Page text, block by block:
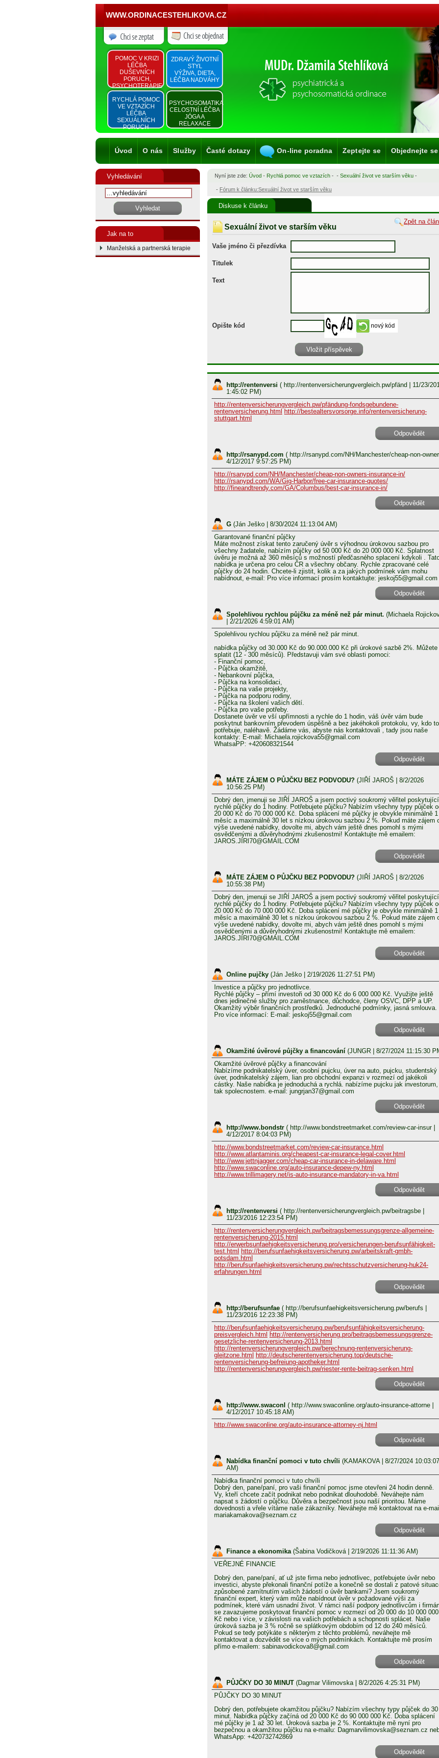
WWW.ORDINACESTEHLIKOVA.CZ
POMOC V KRIZI
LÉČBA
DUŠEVNÍCH
PORUCH,
PSYCHOTERAPIE
ZDRAVÝ ŽIVOTNÍ
STYL
VÝŽIVA, DIETA,
LÉČBA NADVÁHY
RYCHLÁ POMOC
VE VZTAZÍCH
LÉČBA
SEXUÁLNÍCH
PORUCH
PSYCHOSOMATIKA
CELOSTNÍ LÉČBA
JÓGA A
RELAXACE
Úvod O nás Služby Časté dotazy On-line poradna Zeptejte se Objednejte se
Vyhledávání
Jak na to
Manželská a partnerská terapie
Nyní jste zde: Úvod - Rychlá pomoc ve vztazích - - Sexuální život ve starším věku -
- Fórum k článku:Sexuální život ve starším věku
Diskuse k článku
Zpět na
Sexuální život ve starším věku
Vaše jméno či přezdívka
Titulek
Text
Opište kód
http://rentenversi ( http://rentenversicherungvergleich.pw/pfänd | 11/23/
1:45:02 PM)
http://rentenversicherungvergleich.pw/pfändung-fondsgebundene-
rentenversicherung.html
http://bestealtersvorsorge.info/rentenversicherung-
stuttgart.html
Odpovědět
http://rsanypd.com ( http://rsanypd.com/NH/Manchester/cheap-non-owner
4/12/2017 9:57:25 PM)
http://rsanypd.com/NH/Manchester/cheap-non-owners-insurance-in/
http://rsanypd.com/WA/Gig-Harbor/free-car-insurance-quotes/
http://fineandtrendy.com/GA/Columbus/best-car-insurance-in/
Odpovědět
G (Ján Ješko
| 8/30/2024 11:13:04 AM)
Garantované finanční půjčky
Máte možnost získat tento zaručený úvěr s výhodnou úrokovou sazbou pro
všechny žadatele, nabízím půjčky od 50 000 Kč do 20 000 000 Kč. Splatnost
úvěru je možná až 360 měsíců s možností předčasného splacení kdykoli .
nabídka je určena pro celou ČR a všechny občany. Rychle zpracované celé
půjčky do 24 hodin. Chcete-li zjistit, kolik a za jakých podmínek vám mohu
nabídnout, e-mail: Pro více informací prosím kontaktujte: jeskoj55@gmail.com
Odpovědět
Spolehlivou rychlou půjčku za méně než pár minut. (Michaela
| 2/21/2026 4:59:01 AM)
Spolehlivou rychlou půjčku za méně než pár minut.
nabídka půjčky od 30.000 Kč do 90.000.000 Kč při úrokové sazbě 2%. Můžete
splatit (12 - 300 měsíců). Představuji vám své oblasti pomoci:
- Finanční pomoc,
- Půjčka okamžitě,
- Nebankovní půjčka,
- Půjčka na konsolidaci,
- Půjčka na vaše projekty,
- Půjčka na podporu rodiny,
- Půjčka na školení vašich dětí.
- Půjčka pro vaše potřeby.
Dostanete úvěr ve vší upřímnosti a rychle do 1 hodin, váš úvěr vám bude
poskytnut bankovním převodem úspěšně a bez jakéhokoli protokolu, vy, kdo to
potřebuje, naléhavě. Žádáme vás, abyste nás kontaktovali , tady jsou naše
kontakty: E-mail: Michaela.rojickova55@gmail.com
WhatsaPP: +420608321544
Odpovědět
MÁTE ZÁJEM O PŮJČKU BEZ PODVODU? (JIŘÍ JAROŠ | 8/2/2026
10:56:25 PM)
Dobrý den, jmenuji se JIŘÍ JAROŠ a jsem poctivý soukromý věřitel poskytující
rychlé půjčky do 1 hodiny. Potřebujete půjčku? Nabízím všechny typy půjček
20 000 Kč do 70 000 000 Kč. Doba splácení mé půjčky je obvykle minimálně 1
měsíc a maximálně 30 let s nízkou úrokovou sazbou 2 %. Pokud máte zájem
výše uvedené nabídky, dovolte mi, abych vám ještě dnes pomohl s mými
osvědčenými a důvěryhodnými zkušenostmi! Kontaktujte mě emailem:
JAROS.JIRI70@GMAIL.COM
Odpovědět
MÁTE ZÁJEM O PŮJČKU BEZ PODVODU? (JIŘÍ JAROŠ | 8/2/2026
10:55:38 PM)
Dobrý den, jmenuji se JIŘÍ JAROŠ a jsem poctivý soukromý věřitel poskytující
rychlé půjčky do 1 hodiny. Potřebujete půjčku? Nabízím všechny typy půjček
20 000 Kč do 70 000 000 Kč. Doba splácení mé půjčky je obvykle minimálně 1
měsíc a maximálně 30 let s nízkou úrokovou sazbou 2 %. Pokud máte zájem
výše uvedené nabídky, dovolte mi, abych vám ještě dnes pomohl s mými
osvědčenými a důvěryhodnými zkušenostmi! Kontaktujte mě emailem:
JAROS.JIRI70@GMAIL.COM
Odpovědět
Online pujčky (Ján Ješko
| 2/19/2026 11:27:51 PM)
Investice a půjčky pro jednotlivce.
Rychlé půjčky – přímí investoři od 30 000 Kč do 6 000 000 Kč. Využijte ještě
dnes jedinečné služby pro zaměstnance, důchodce, členy OSVC, DPP a UP.
Okamžitý výběr finančních prostředků. Jednoduché podmínky, jasná smlouva.
Pro více informací: E-mail: jeskoj55@gmail.com
Odpovědět
Okamžité úvěrové půjčky a financování (JUNGR | 8/27/2024 11:15:30
Okamžité úvěrové půjčky a financování
Nabízíme podnikatelský úver, osobní pujcku, úver na auto, pujcku, studentský
úver, podnikatelský zájem, lian pro obchodní expanzi v rozmezí od jakékoli
cástky. Naše nabídka je jednoduchá a rychlá. nabízíme pujcku jak investorum,
tak spolecnostem. e-mail: jungrjan37@gmail.com
Odpovědět
http://www.bondstr ( http://www.bondstreetmarket.com/review-car-insur|
4/12/2017 8:04:03 PM)
http://www.bondstreetmarket.com/review-car-insurance.html
http://www.atlantaminis.org/cheapest-car-insurance-legal-cover.html
http://www.jettnjagger.com/cheap-car-insurance-in-delaware.html
http://www.swaconline.org/auto-insurance-depew-ny.html
http://www.trillimagery.net/is-auto-insurance-mandatory-in-va.html
Odpovědět
http://rentenversi ( http://rentenversicherungvergleich.pw/beitragsbe
11/23/2016 12:23:54 PM)
http://rentenversicherungvergleich.pw/beitragsbemessungsgrenze-allgemeine-
rentenversicherung-2015.html
http://erwerbsunfaehigkeitsversicherung.pro/versicherungen-berufsunfähigkeit-
test.html
http://berufsunfaehigkeitsversicherung.pw/arbeitskraft-gmbh-
potsdam.html
http://berufsunfaehigkeitsversicherung.pw/rechtsschutzversicherung-huk24-
erfahrungen.html
Odpovědět
http://berufsunfae ( http://berufsunfaehigkeitsversicherung.pw/berufs
11/23/2016 12:23:38 PM)
http://berufsunfaehigkeitsversicherung.pw/berufsunfähigkeitsversicherung-
preisvergleich.html
http://rentenversicherung.pro/beitragsbemessungsgrenze-
gesetzliche-rentenversicherung-2013.html
http://rentenversicherungvergleich.pw/berechnung-rentenversicherung-
gleitzone.html
http://deutscherentenversicherung.top/deutsche-
rentenversicherung-befreiung-apotheker.html
http://rentenversicherungvergleich.pw/riester-rente-beitrag-senken.html
Odpovědět
http://www.swaconl ( http://www.swaconline.org/auto-insurance-attorne
4/12/2017 10:45:18 AM)
http://www.swaconline.org/auto-insurance-attorney-nj.html
Odpovědět
Nabídka finanční pomoci v tuto chvíli (KAMAKOVA| 8/27/2024 10:03:07
AM)
Nabídka finanční pomoci v tuto chvíli
Dobrý den, pane/paní, pro vaši finanční pomoc jsme otevřeni 24 hodin denně.
Vy, kteří chcete začít podnikat nebo podnikat dlouhodobě. Neváhejte nám
napsat s žádostí o půjčku. Důvěra a bezpečnost jsou naší prioritou. Máme
dovednosti a vřele vítáme naše zákazníky. Neváhejte mě kontaktovat na e-
mariakamakova@seznam.cz
Odpovědět
Finance a ekonomika (Šabina Vodičková
| 2/19/2026 11:11:36 AM)
VEŘEJNÉ FINANCIE
Dobrý den, pane/paní, ať už jste firma nebo jednotlivec, potřebujete úvěr nebo
investici, abyste překonali finanční potíže a konečně se dostali z patové
způsobené zamítnutím vašich žádostí o úvěr bankami? Jsem soukromý
finanční expert, který vám může nabídnout úvěr v požadované výši za
podmínek, které vám usnadní život. V rámci naší podpory jednotlivcům i
se zavazujeme poskytovat finanční pomoc v rozmezí od 20 000 do 10 000 000
Kč nebo i více, v závislosti na vašich potřebách a schopnosti splácet. Naše
úroková sazba je 3 % ročně se splátkovým obdobím od 12 do 240 měsíců.
Pokud se tedy potýkáte s některým z těchto problémů, neváhejte mě
kontaktovat a dozvědět se více o mých podmínkách. Kontaktujte mě prosím
přímo e-mailem: sabinavodickova8@gmail.com
Odpovědět
PŮJČKY DO 30 MINUT (Dagmar Vilimovska| 8/2/2026 4:25:31 PM)
PŮJČKY DO 30 MINUT
Dobrý den, potřebujete okamžitou půjčku? Nabízím všechny typy půjček do 30
minut. Nabídka půjčky začíná od 20 000 Kč do 90 000 000 Kč. Doba splácení
mé půjčky je 1 až 30 let. Úroková sazba je 2 %. Kontaktujte mě nyní pro
bezpečnou a okamžitou půjčku na e-mailu: Dagmarvilimovska@seznam.cz
WhatsApp: +420732742869
Odpovědět